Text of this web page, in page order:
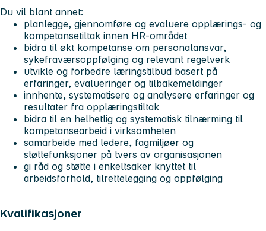
Du vil blant annet:
planlegge, gjennomføre og evaluere opplærings- og
kompetansetiltak innen HR-området
bidra til økt kompetanse om personalansvar,
sykefraværsoppfølging og relevant regelverk
utvikle og forbedre læringstilbud basert på
erfaringer, evalueringer og tilbakemeldinger
innhente, systematisere og analysere erfaringer og
resultater fra opplæringstiltak
bidra til en helhetlig og systematisk tilnærming til
kompetansearbeid i virksomheten
samarbeide med ledere, fagmiljøer og
støttefunksjoner på tvers av organisasjonen
gi råd og støtte i enkeltsaker knyttet til
arbeidsforhold, tilrettelegging og oppfølging
Kvalifikasjoner